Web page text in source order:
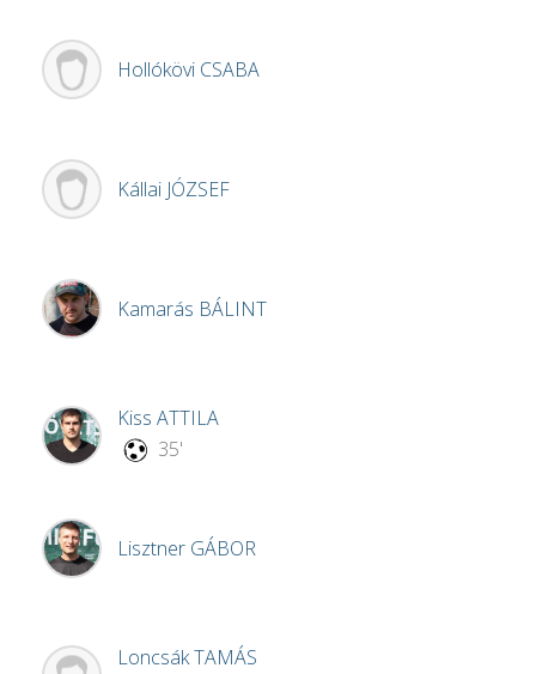
Hollókövi CSABA
Kállai JÓZSEF
Kamarás BÁLINT
Kiss ATTILA
35'
Lisztner GÁBOR
LoncsákTAMÁS